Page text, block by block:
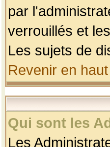
par
verrouillés et
Les sujets de
Revenir en
Qui sont les
Les